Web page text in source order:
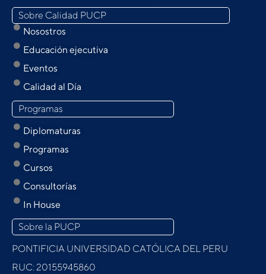
Sobre Calidad PUCP
Nosostros
Educación ejecutiva
Eventos
Calidad al Día
Programas
Diplomaturas
Programas
Cursos
Consultorías
In House
Sobre la PUCP
PONTIFICIA UNIVERSIDAD CATÓLICA DEL PERU
RUC: 20155945860